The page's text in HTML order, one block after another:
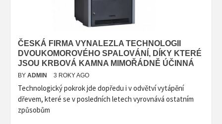
ČESKÁ FIRMA VYNALEZLA TECHNOLOGII
DVOUKOMOROVÉHO SPALOVÁNÍ, DÍKY KTERÉ
JSOU KRBOVÁ KAMNA MIMOŘÁDNĚ ÚČINNÁ
BY ADMIN 3 ROKY AGO
Technologický pokrok jde dopředu i v odvětví vytápění
dřevem, které se v posledních letech vyrovnává ostatním
způsobům